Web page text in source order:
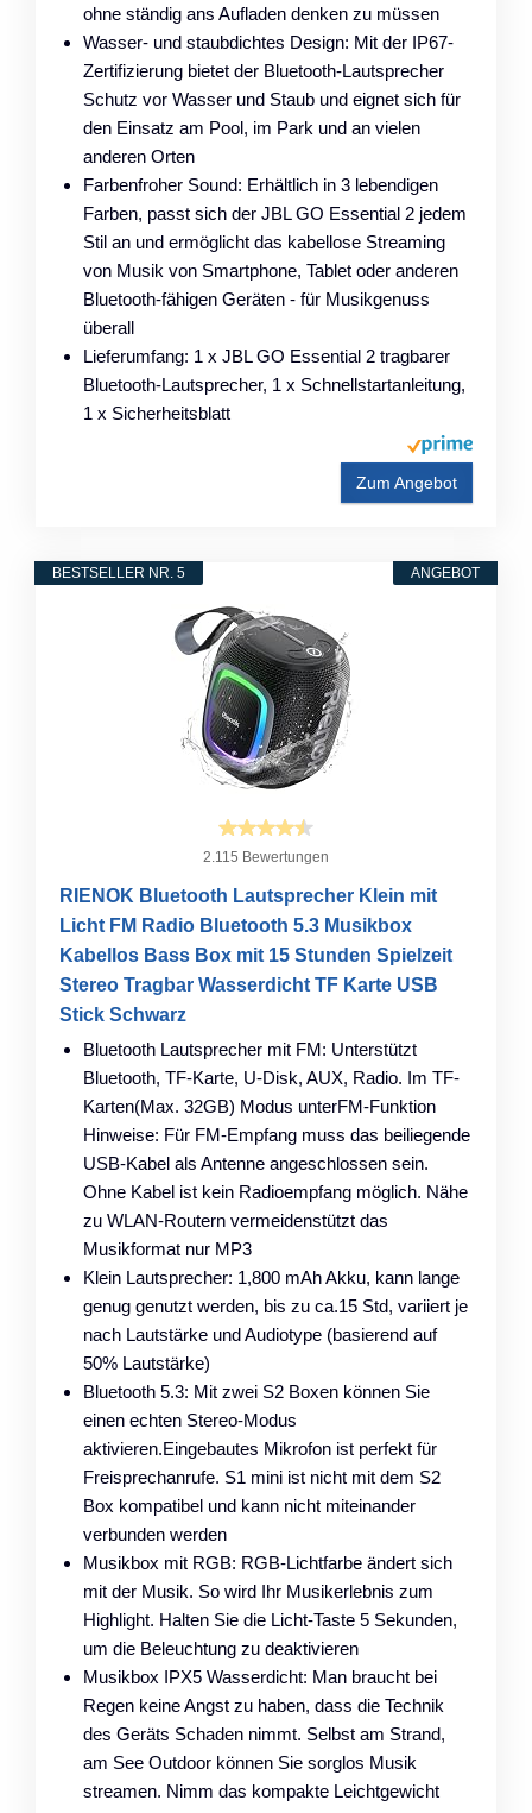
ohne ständig ans Aufladen denken zu müssen
Wasser- und staubdichtes Design: Mit der IP67-
Zertifizierung bietet der Bluetooth-Lautsprecher
Schutz vor Wasser und Staub und eignet sich für
den Einsatz am Pool, im Park und an vielen
anderen Orten
Farbenfroher Sound: Erhältlich in 3 lebendigen
Farben, passt sich der JBL GO Essential 2 jedem
Stil an und ermöglicht das kabellose Streaming
von Musik von Smartphone, Tablet oder anderen
Bluetooth-fähigen Geräten - für Musikgenuss
überall
Lieferumfang: 1 x JBL GO Essential 2 tragbarer
Bluetooth-Lautsprecher, 1 x Schnellstartanleitung,
1 x Sicherheitsblatt
Zum Angebot
ANGEBOT
BESTSELLER NR. 5
2.115 Bewertungen
RIENOK Bluetooth Lautsprecher Klein mit
Licht FM Radio Bluetooth 5.3 Musikbox
Kabellos Bass Box mit 15 Stunden Spielzeit
Stereo Tragbar Wasserdicht TF Karte USB
Stick Schwarz
Bluetooth Lautsprecher mit FM: Unterstützt
Bluetooth, TF-Karte, U-Disk, AUX, Radio. Im TF-
Karten(Max. 32GB) Modus unterFM-Funktion
Hinweise: Für FM-Empfang muss das beiliegende
USB-Kabel als Antenne angeschlossen sein.
Ohne Kabel ist kein Radioempfang möglich. Nähe
zu WLAN-Routern vermeidenstützt das
Musikformat nur MP3
Klein Lautsprecher: 1,800 mAh Akku, kann lange
genug genutzt werden, bis zu ca.15 Std, variiert je
nach Lautstärke und Audiotype (basierend auf
50% Lautstärke)
Bluetooth 5.3: Mit zwei S2 Boxen können Sie
einen echten Stereo-Modus
aktivieren.Eingebautes Mikrofon ist perfekt für
Freisprechanrufe. S1 mini ist nicht mit dem S2
Box kompatibel und kann nicht miteinander
verbunden werden
Musikbox mit RGB: RGB-Lichtfarbe ändert sich
mit der Musik. So wird Ihr Musikerlebnis zum
Highlight. Halten Sie die Licht-Taste 5 Sekunden,
um die Beleuchtung zu deaktivieren
Musikbox IPX5 Wasserdicht: Man braucht bei
Regen keine Angst zu haben, dass die Technik
des Geräts Schaden nimmt. Selbst am Strand,
am See Outdoor können Sie sorglos Musik
streamen. Nimm das kompakte Leichtgewicht